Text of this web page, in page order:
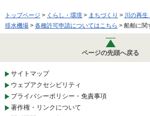
トップページ > くらし・環境 > まちづくり > 川の再生
排水機場 > 各種許可申請についてはこちら > 船舶に関
ページの先頭へ戻る
サイトマップ
ウェブアクセシビリティ
プライバシーポリシー・免責事項
著作権・リンクについて